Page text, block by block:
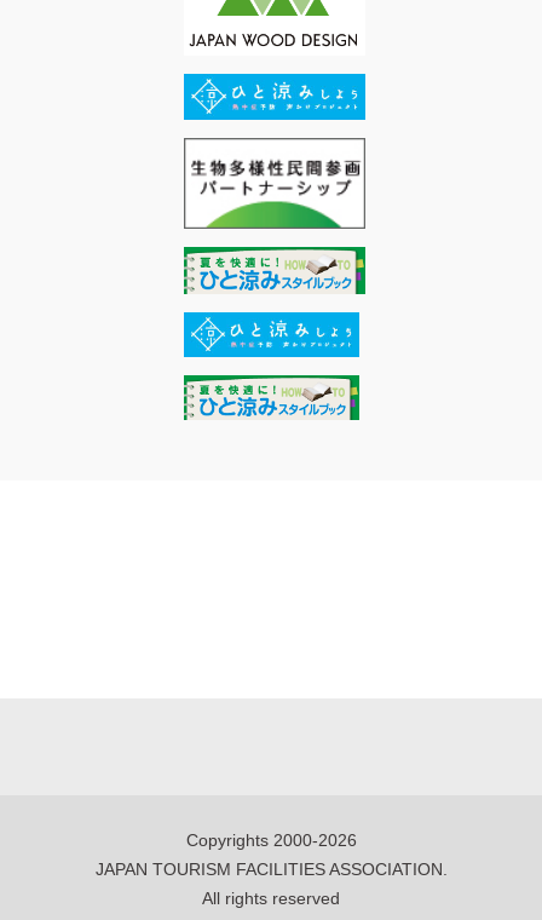
Copyrights 2000-2026
JAPAN TOURISM FACILITIES ASSOCIATION.
All rights reserved